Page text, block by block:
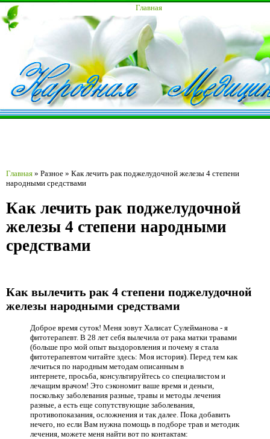
Главная
Главная » Разное » Как лечить рак поджелудочной железы 4 степени
народными средствами
Как лечить рак поджелудочной
железы 4 степени народными
средствами
Как вылечить рак 4 степени поджелудочной
железы народными средствами
Доброе время суток! Меня зовут Халисат Сулейманова - я
фитотерапевт. В 28 лет себя вылечила от рака матки травами
(больше про мой опыт выздоровления и почему я стала
фитотерапевтом читайте здесь: Моя история). Перед тем как
лечиться по народным методам описанным в
интернете, просьба, консультируйтесь со специалистом и
лечащим врачом! Это сэкономит ваше время и деньги,
поскольку заболевания разные, травы и методы лечения
разные, а есть еще сопутствующие заболевания,
противопоказания, осложнения и так далее. Пока добавить
нечего, но если Вам нужна помощь в подборе трав и методик
лечения, можете меня найти вот по контактам: